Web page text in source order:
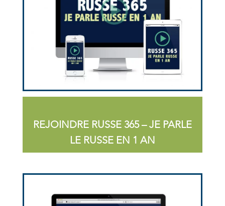
REJOINDRE RUSSE 365 – JE PARLE
LE RUSSE EN 1 AN